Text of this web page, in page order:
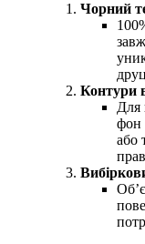
Чорний
Контури
Для
фон
або